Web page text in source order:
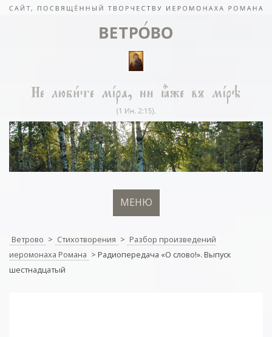
МЕНЮ
Ветрово > Стихотворения > Разбор произведений
иеромонаха Романа > Радиопередача «О слово!». Выпуск
шестнадцатый